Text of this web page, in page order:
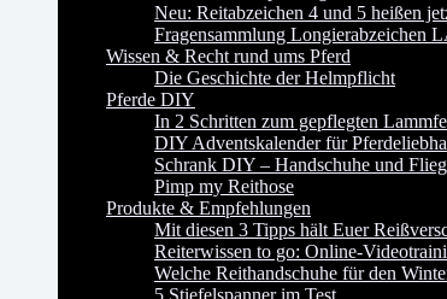
Neu: Reitabzeichen 4 und 5 heißen
Fragensammlung Longierabzeichen
Wissen & Recht rund ums Pferd
Die Geschichte der Helmpflicht
Pferde DIY
In 2 Schritten zum gepflegten
DIY Adventskalender für
Schrank DIY – Handschuhe und
Pimp my Reithose
Produkte & Empfehlungen
Mit diesen 3 Tipps hält Euer
Reiterwissen to go: Online-
Welche Reithandschuhe für den
5 Stiefelspanner im Test